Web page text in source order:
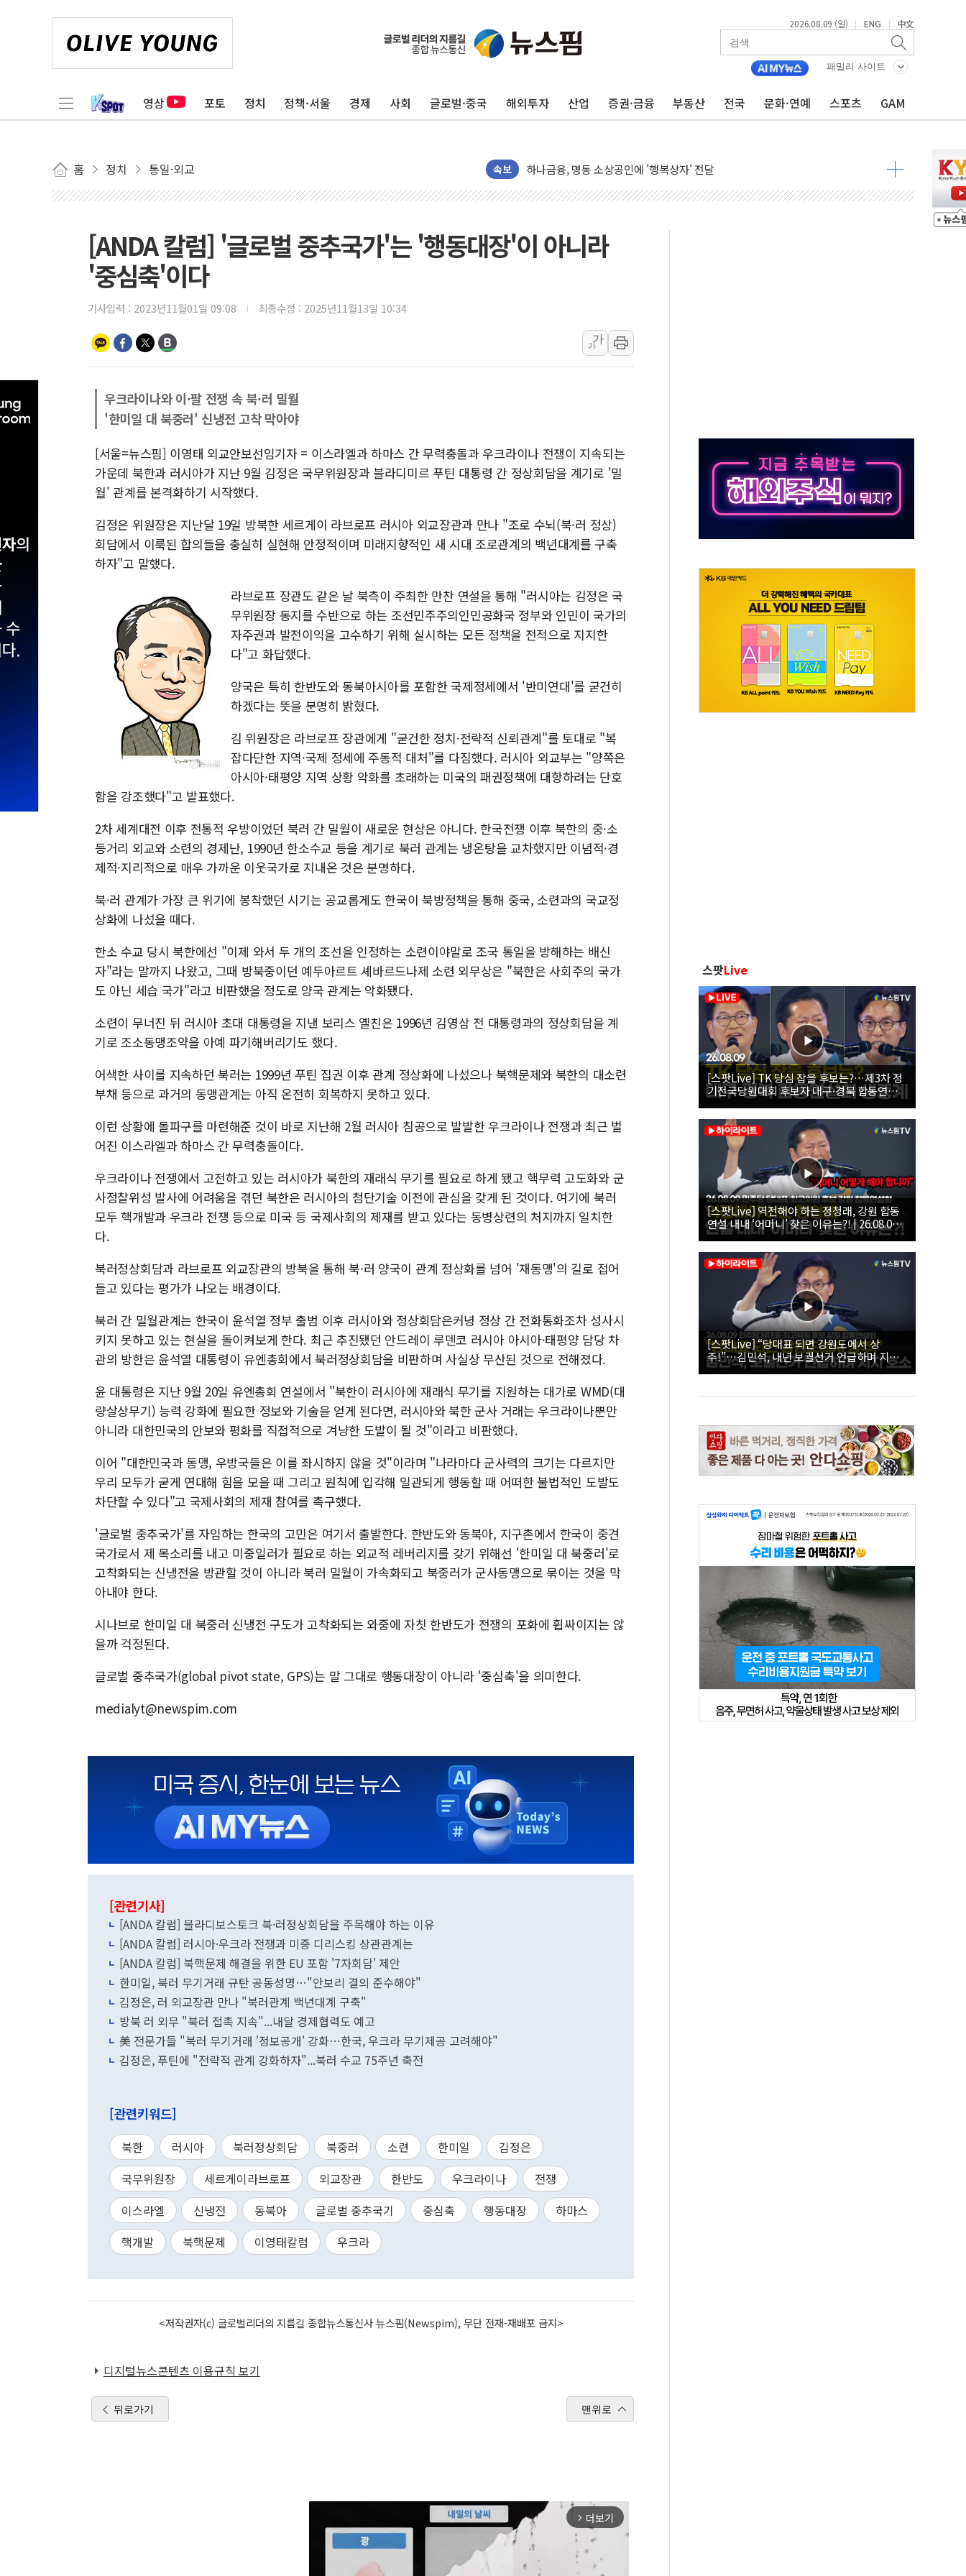
2026.08.09 (일) | ENG | 中文
패밀리 사이트
영상 포토 정치 정책·서울 경제 사회 글로벌·중국 해외투자 산업 증권·금융 부동산 전국 문화·연예 스포츠 GAM
홈 정치 통일·외교 속보
정재헌 CEO, SKT 장기고객 400명 맞이…"마음 잇는 시간 되길"
하나금융, 명동 소상공인에 '행복상자' 전달
인천시 광복절 현수막 '태극기 거꾸로' 논란…이틀만에 철거
홈플러스發 대형마트 판매, 역대 최대폭 감소한 9.4%↓…유통업계 양극화 심화
윤준병·이해민 의원, '정부 특사'로 콜롬비아 대통령 취임식 참석
현대그린푸드 '텍사스로드하우스' 잠실점, 직장인 핫플레이스로 부상
與 "세제개편안 8월 말 당정 조율 완료…초고가·비거주 1주택 등 여론 수렴"
[인사] 국무조정실·국무총리비서실
롯데백화점, 앰배서더 2기 모집…지역 크리에이터 확대
한수원 "폭염 속 전력수급 이상무"…김회천 사장, 원전 현장점검
박형수 의원 '선관위 견제·감독 강화' 2개 법 대표 발의
장동혁, 李 대통령에 "결혼 페널티 만든 건 이 정권…신생아 특례 대출까지 줄여"
[ANDA 칼럼] '글로벌 중추국가'는 '행동대장'이 아니라
'중심축'이다
기사입력 : 2023년11월01일 09:08 최종수정 : 2025년11월13일 10:34
가
가
우크라이나와 이·팔 전쟁 속 북·러 밀월
'한미일 대 북중러' 신냉전 고착 막아야
[서울=뉴스핌] 이영태 외교안보선임기자 = 이스라엘과 하마스 간 무력충돌과 우크라이나 전쟁이 지속되는
가운데 북한과 러시아가 지난 9월 김정은 국무위원장과 블라디미르 푸틴 대통령 간 정상회담을 계기로 '밀
월' 관계를 본격화하기 시작했다.
김정은 위원장은 지난달 19일 방북한 세르게이 라브로프 러시아 외교장관과 만나 "조로 수뇌(북·러 정상)
회담에서 이룩된 합의들을 충실히 실현해 안정적이며 미래지향적인 새 시대 조로관계의 백년대계를 구축
하자"고 말했다.
라브로프 장관도 같은 날 북측이 주최한 만찬 연설을 통해 "러시아는 김정은 국
무위원장 동지를 수반으로 하는 조선민주주의인민공화국 정부와 인민이 국가의
자주권과 발전이익을 고수하기 위해 실시하는 모든 정책을 전적으로 지지한
다"고 화답했다.
양국은 특히 한반도와 동북아시아를 포함한 국제정세에서 '반미연대'를 굳건히
하겠다는 뜻을 분명히 밝혔다.
김 위원장은 라브로프 장관에게 "굳건한 정치·전략적 신뢰관계"를 토대로 "복
잡다단한 지역·국제 정세에 주동적 대처"를 다짐했다. 러시아 외교부는 "양쪽은
아시아·태평양 지역 상황 악화를 초래하는 미국의 패권정책에 대항하려는 단호
함을 강조했다"고 발표했다.
2차 세계대전 이후 전통적 우방이었던 북러 간 밀월이 새로운 현상은 아니다. 한국전쟁 이후 북한의 중·소
등거리 외교와 소련의 경제난, 1990년 한소수교 등을 계기로 북러 관계는 냉온탕을 교차했지만 이념적·경
제적·지리적으로 매우 가까운 이웃국가로 지내온 것은 분명하다.
북·러 관계가 가장 큰 위기에 봉착했던 시기는 공교롭게도 한국이 북방정책을 통해 중국, 소련과의 국교정
상화에 나섰을 때다.
한소 수교 당시 북한에선 "이제 와서 두 개의 조선을 인정하는 소련이야말로 조국 통일을 방해하는 배신
자"라는 말까지 나왔고, 그때 방북중이던 예두아르트 셰바르드나제 소련 외무상은 "북한은 사회주의 국가
도 아닌 세습 국가"라고 비판했을 정도로 양국 관계는 악화됐다.
소련이 무너진 뒤 러시아 초대 대통령을 지낸 보리스 옐친은 1996년 김영삼 전 대통령과의 정상회담을 계
기로 조소동맹조약을 아예 파기해버리기도 했다.
어색한 사이를 지속하던 북러는 1999년 푸틴 집권 이후 관계 정상화에 나섰으나 북핵문제와 북한의 대소련
부채 등으로 과거의 동맹관계는 아직 온전히 회복하지 못하고 있다.
이런 상황에 돌파구를 마련해준 것이 바로 지난해 2월 러시아 침공으로 발발한 우크라이나 전쟁과 최근 벌
어진 이스라엘과 하마스 간 무력충돌이다.
우크라이나 전쟁에서 고전하고 있는 러시아가 북한의 재래식 무기를 필요로 하게 됐고 핵무력 고도화와 군
사정찰위성 발사에 어려움을 겪던 북한은 러시아의 첨단기술 이전에 관심을 갖게 된 것이다. 여기에 북러
모두 핵개발과 우크라 전쟁 등으로 미국 등 국제사회의 제재를 받고 있다는 동병상련의 처지까지 일치한
다.
북러정상회담과 라브로프 외교장관의 방북을 통해 북·러 양국이 관계 정상화를 넘어 '재동맹'의 길로 접어
들고 있다는 평가가 나오는 배경이다.
북러 간 밀월관계는 한국이 윤석열 정부 출범 이후 러시아와 정상회담은커녕 정상 간 전화통화조차 성사시
키지 못하고 있는 현실을 돌이켜보게 한다. 최근 추진됐던 안드레이 루덴코 러시아 아시아·태평양 담당 차
관의 방한은 윤석열 대통령이 유엔총회에서 북러정상회담을 비판하며 사실상 무산된 것으로 전해졌다.
윤 대통령은 지난 9월 20일 유엔총회 연설에서 "북한이 러시아에 재래식 무기를 지원하는 대가로 WMD(대
량살상무기) 능력 강화에 필요한 정보와 기술을 얻게 된다면, 러시아와 북한 군사 거래는 우크라이나뿐만
아니라 대한민국의 안보와 평화를 직접적으로 겨냥한 도발이 될 것"이라고 비판했다.
이어 "대한민국과 동맹, 우방국들은 이를 좌시하지 않을 것"이라며 "나라마다 군사력의 크기는 다르지만
우리 모두가 굳게 연대해 힘을 모을 때 그리고 원칙에 입각해 일관되게 행동할 때 어떠한 불법적인 도발도
차단할 수 있다"고 국제사회의 제재 참여를 촉구했다.
'글로벌 중추국가'를 자임하는 한국의 고민은 여기서 출발한다. 한반도와 동북아, 지구촌에서 한국이 중견
국가로서 제 목소리를 내고 미중일러가 필요로 하는 외교적 레버리지를 갖기 위해선 '한미일 대 북중러'로
고착화되는 신냉전을 방관할 것이 아니라 북러 밀월이 가속화되고 북중러가 군사동맹으로 묶이는 것을 막
아내야 한다.
시나브로 한미일 대 북중러 신냉전 구도가 고착화되는 와중에 자칫 한반도가 전쟁의 포화에 휩싸이지는 않
을까 걱정된다.
글로벌 중추국가(global pivot state, GPS)는 말 그대로 행동대장이 아니라 '중심축'을 의미한다.
medialyt@newspim.com
[관련기사]
[ANDA 칼럼] 블라디보스토크 북·러정상회담을 주목해야 하는 이유
[ANDA 칼럼] 러시아·우크라 전쟁과 미중 디리스킹 상관관계는
[ANDA 칼럼] 북핵문제 해결을 위한 EU 포함 '7자회담' 제안
한미일, 북러 무기거래 규탄 공동성명…"안보리 결의 준수해야"
김정은, 러 외교장관 만나 "북러관계 백년대계 구축"
방북 러 외무 "북러 접촉 지속"...내달 경제협력도 예고
美 전문가들 "북러 무기거래 '정보공개' 강화…한국, 우크라 무기제공 고려해야"
김정은, 푸틴에 "전략적 관계 강화하자"...북러 수교 75주년 축전
[관련키워드]
북한 러시아 북러정상회담 북중러 소련 한미일
김정은
국무위원장
세르게이라브로프 외교장관 한반도 우크라이나
전쟁
이스라엘
신냉전 동북아 글로벌 중추국기 중심축 행동대장
하마스
핵개발
북핵문제 이영태칼럼 우크라
<저작권자(c) 글로벌리더의 지름길 종합뉴스통신사 뉴스핌(Newspim), 무단 전재-재배포 금지>
디지털뉴스콘텐츠 이용규칙 보기
뒤로가기 맨위로
arrow_forward_ios 더보기
스팟Live
[스팟Live] TK 당심 잡을 후보는?…제3차 정
기전국당원대회 후보자 대구·경북 합동연설
회 생중계 | 26.08.09
[스팟Live] 역전해야 하는 정청래, 강원 합동
연설 내내 ‘어머니’ 찾은 이유는?! | 26.08.09
더불어민주당 당대표·최고위원 후보 강원 합
동연설회
[스팟Live] “당대표 되면 강원도에서 상
주!”…김민석, 내년 보궐선거 언급하며 지지
호소 | 26.08.09 더불어민주당 당대표·최고위